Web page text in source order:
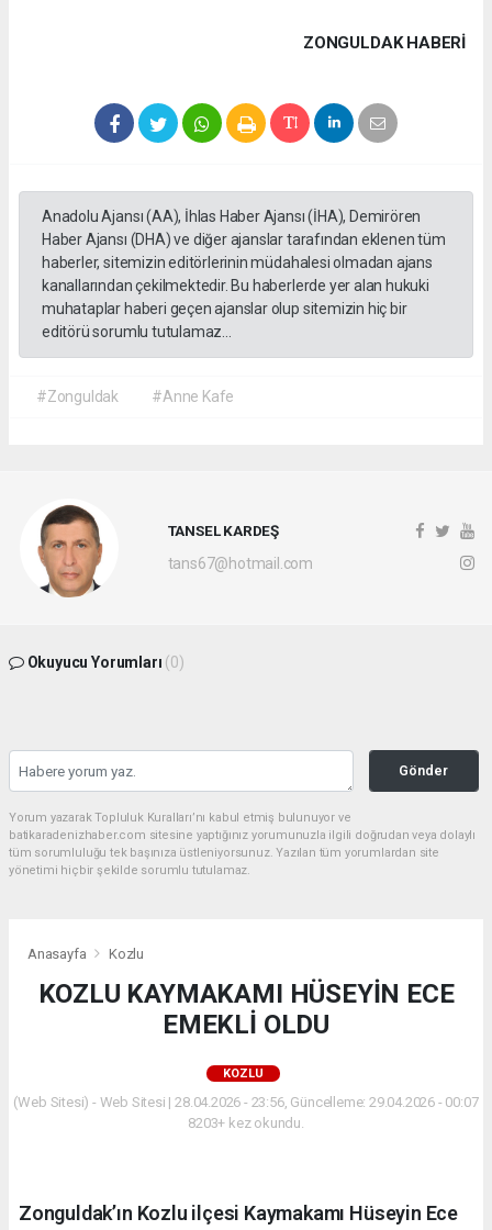
ZONGULDAK HABERİ
Anadolu Ajansı (AA), İhlas Haber Ajansı (İHA), Demirören
Haber Ajansı (DHA) ve diğer ajanslar tarafından eklenen tüm
haberler, sitemizin editörlerinin müdahalesi olmadan ajans
kanallarından çekilmektedir. Bu haberlerde yer alan hukuki
muhataplar haberi geçen ajanslar olup sitemizin hiç bir
editörü sorumlu tutulamaz...
#Zonguldak #Anne Kafe
TANSEL KARDEŞ
tans67@hotmail.com
Okuyucu Yorumları (0)
Gönder
Yorum yazarak Topluluk Kuralları’nı kabul etmiş bulunuyor ve
batikaradenizhaber.com sitesine yaptığınız yorumunuzla ilgili doğrudan veya dolaylı
tüm sorumluluğu tek başınıza üstleniyorsunuz. Yazılan tüm yorumlardan site
yönetimi hiçbir şekilde sorumlu tutulamaz.
Anasayfa Kozlu
KOZLU KAYMAKAMI HÜSEYİN ECE
EMEKLİ OLDU
KOZLU
(Web Sitesi) - Web Sitesi | 28.04.2026 - 23:56, Güncelleme: 29.04.2026 - 00:07
8203+ kez okundu.
Zonguldak’ın Kozlu ilçesi Kaymakamı Hüseyin Ece